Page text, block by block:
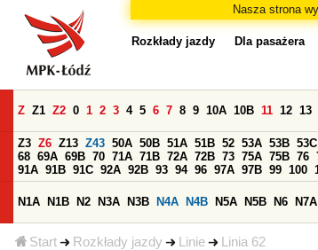
Nasza strona
Start Rozkłady jazdy Linie Linia 62
Rozkłady jazdy Dla pasażera
Z Z1 Z2 0 1 2 3 4 5 6 7 8 9 10A 10B 11 12 13
Z3 Z6 Z13 Z43 50A 50B 51A 51B 52 53A 53B 53C
68 69A 69B 70 71A 71B 72A 72B 73 75A 75B 76
91A 91B 91C 92A 92B 93 94 96 97A 97B 99 100
N1A N1B N2 N3A N3B N4A N4B N5A N5B N6 N7A